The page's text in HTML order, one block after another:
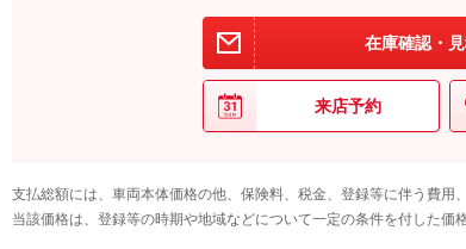
在庫確認・
来店予約
支払総額には、車両本体価格の他、保険料、税金、登録等に伴う費用
当該価格は、登録等の時期や地域などについて一定の条件を付した価